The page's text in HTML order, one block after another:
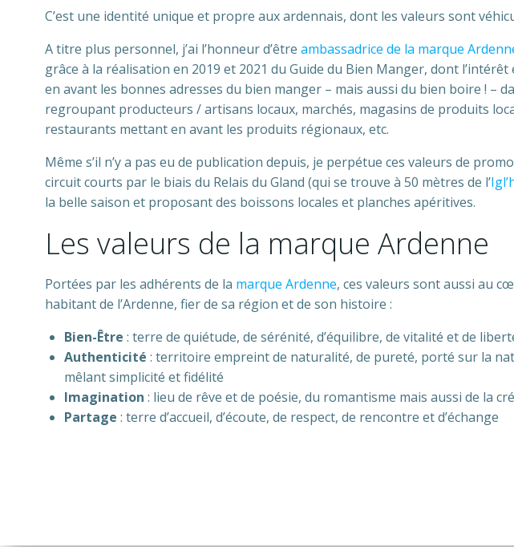
C’est une identité unique et propre aux ardennais, dont les valeurs sont
A titre plus personnel, j’ai l’honneur d’être ambassadrice de la marque
grâce à la réalisation en 2019 et 2021 du Guide du Bien Manger, dont
en avant les bonnes adresses du bien manger – mais aussi du bien boire ! –
regroupant producteurs / artisans locaux, marchés, magasins de produits
restaurants mettant en avant les produits régionaux, etc.
Même s’il n’y a pas eu de publication depuis, je perpétue ces valeurs de
circuit courts par le biais du Relais du Gland (qui se trouve à 50 mètres de l’
la belle saison et proposant des boissons locales et planches apéritives.
Les valeurs de la marque Ardenne
Portées par les adhérents de la marque Ardenne, ces valeurs sont aussi au
habitant de l’Ardenne, fier de sa région et de son histoire :
Bien-Être : terre de quiétude, de sérénité, d’équilibre, de vitalité et de
Authenticité : territoire empreint de naturalité, de pureté, porté sur la
mêlant simplicité et fidélité
Imagination : lieu de rêve et de poésie, du romantisme mais aussi de la
Partage : terre d’accueil, d’écoute, de respect, de rencontre et d’échange